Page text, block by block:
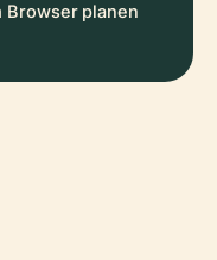
Browser planen